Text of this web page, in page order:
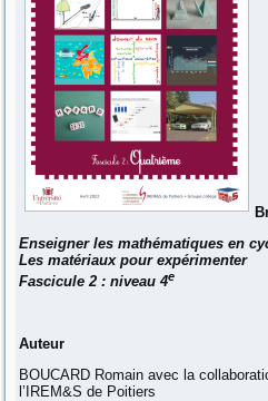
Enseigner les mathématiques en
Les matériaux pour expérimenter
Fascicule 2 : niveau 4e
Auteur
BOUCARD Romain avec la
l’IREM&S de Poitiers